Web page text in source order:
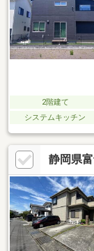
2階建て
システムキッチン
静岡県